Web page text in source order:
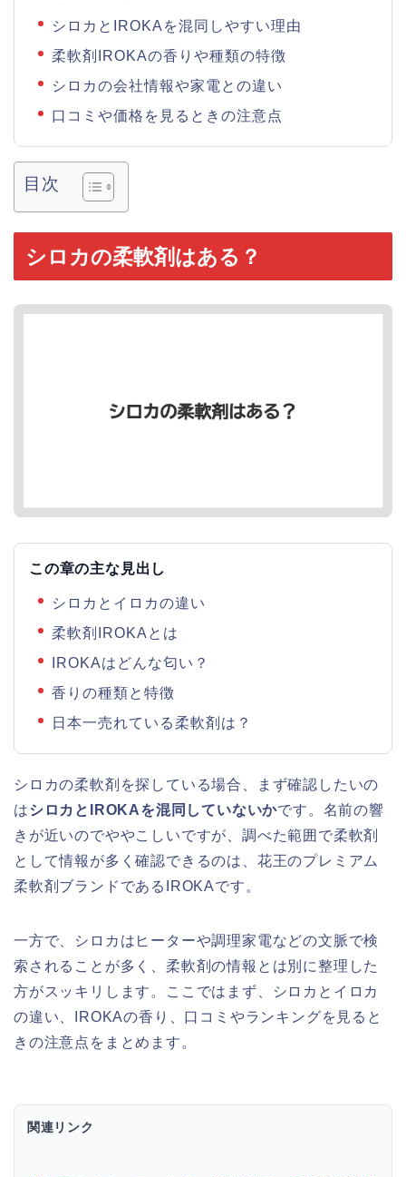
シロカとIROKAを混同しやすい理由
柔軟剤IROKAの香りや種類の特徴
シロカの会社情報や家電との違い
口コミや価格を見るときの注意点
目次
シロカの柔軟剤はある？
この章の主な見出し
シロカとイロカの違い
柔軟剤IROKAとは
IROKAはどんな匂い？
香りの種類と特徴
日本一売れている柔軟剤は？
シロカの柔軟剤を探している場合、まず確認したいの
はシロカとIROKAを混同していないかです。名前の響
きが近いのでややこしいですが、調べた範囲で柔軟剤
として情報が多く確認できるのは、花王のプレミアム
柔軟剤ブランドであるIROKAです。
一方で、シロカはヒーターや調理家電などの文脈で検
索されることが多く、柔軟剤の情報とは別に整理した
方がスッキリします。ここではまず、シロカとイロカ
の違い、IROKAの香り、口コミやランキングを見ると
きの注意点をまとめます。
関連リンク